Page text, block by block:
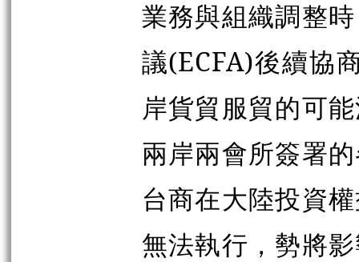
業務與組織調整
議(ECFA)後續協
岸貨貿服貿的可
兩岸兩會所簽署
台商在大陸投資
無法執行，勢將